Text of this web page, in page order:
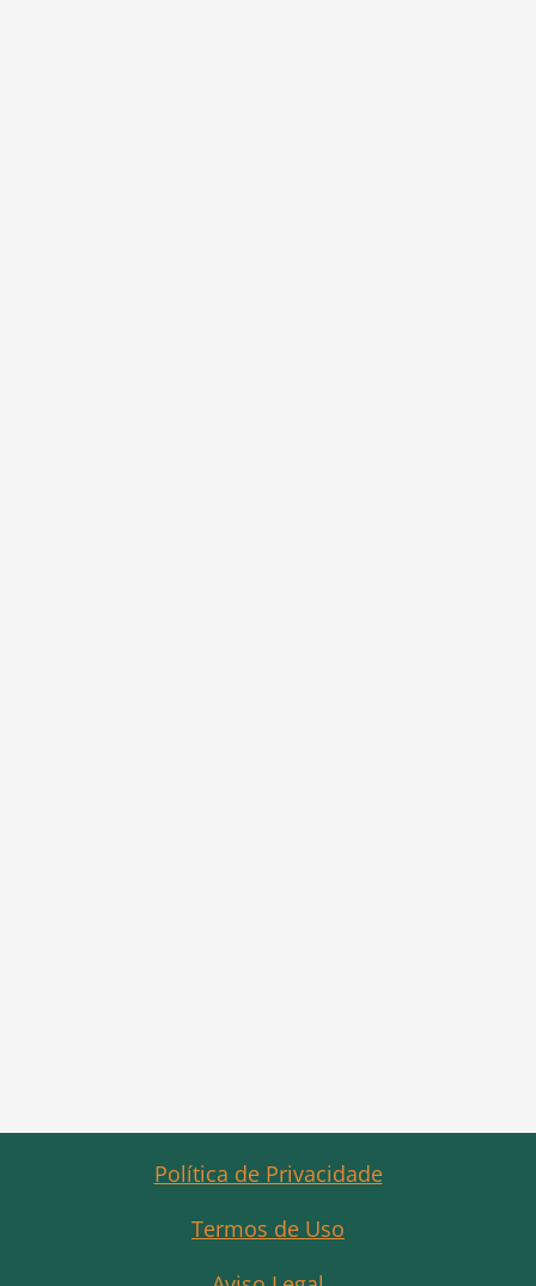
Política de Privacidade
Termos de Uso